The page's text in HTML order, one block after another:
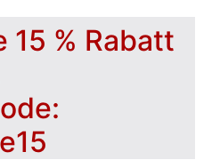
15 % Rabatt